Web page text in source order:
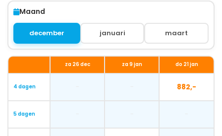
Maand
december januari maart
za 26 dec za 9 jan do 21 jan
4 dagen 882,-
5 dagen